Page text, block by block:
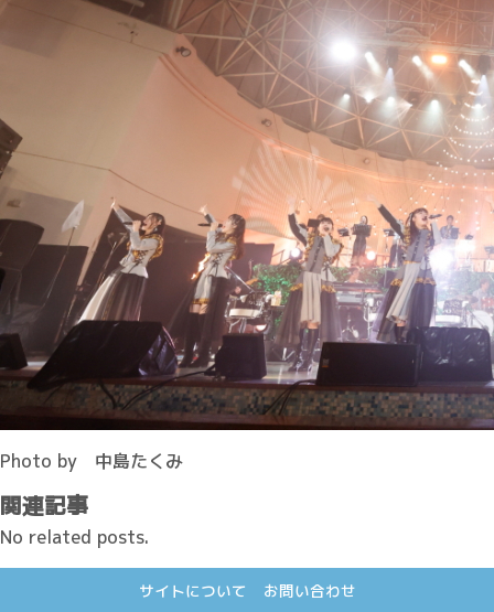
Photo by 中島たくみ
関連記事
No related posts.
サイトについて お問い合わせ